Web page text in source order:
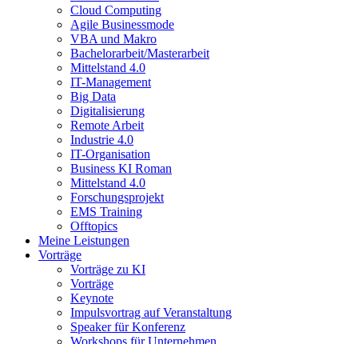
Cloud Computing
Agile Businessmode
VBA und Makro
Bachelorarbeit/Masterarbeit
Mittelstand 4.0
IT-Management
Big Data
Digitalisierung
Remote Arbeit
Industrie 4.0
IT-Organisation
Business KI Roman
Mittelstand 4.0
Forschungsprojekt
EMS Training
Offtopics
Meine Leistungen
Vorträge
Vorträge zu KI
Vorträge
Keynote
Impulsvortrag auf Veranstaltung
Speaker für Konferenz
Workshops für Unternehmen